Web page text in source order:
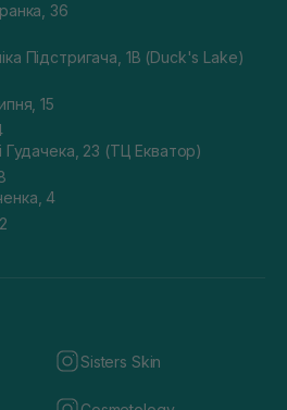
36
Підстригача, 1В (Duck's Lake)
15
Гудачека, 23 (ТЦ Екватор)
4
Sisters Skin